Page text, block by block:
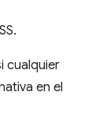
cualquier
en el